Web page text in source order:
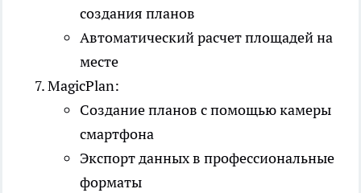
создания планов
Автоматический расчет площадей на
месте
MagicPlan:
Создание планов с помощью камеры
смартфона
Экспорт данных в профессиональные
форматы